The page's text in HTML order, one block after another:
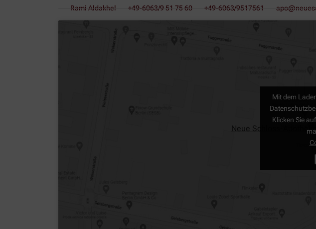
Rami Aldakhel +49-6063/9 51 75 60 +49-6063/9517561
Neue Schloss-
Mit dem
Klicken Sie